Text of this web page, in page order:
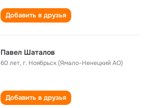
Добавить в друзья
Павел Шаталов
60 лет,г. Ноябрьск (Ямало-Ненецкий АО)
Добавить в друзья